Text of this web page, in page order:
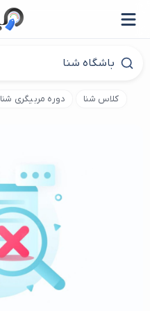
کلاس شنا دوره مربیگری شنا